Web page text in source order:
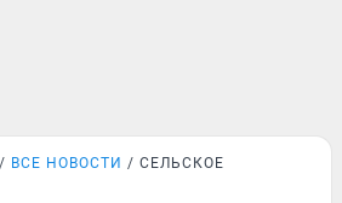
ВСЕ НОВОСТИ
СЕЛЬСКОЕ